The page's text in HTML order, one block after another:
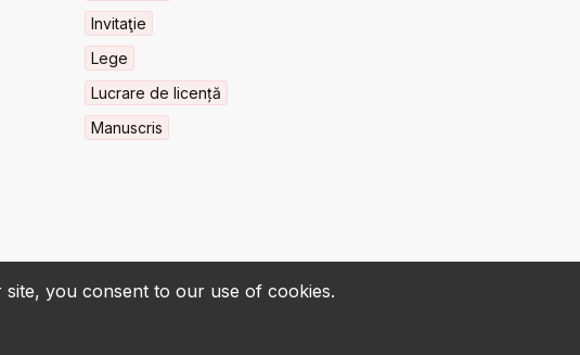
you consent to our use of cookies.
Invitaţie
Lege
Lucrare de licență
Manuscris